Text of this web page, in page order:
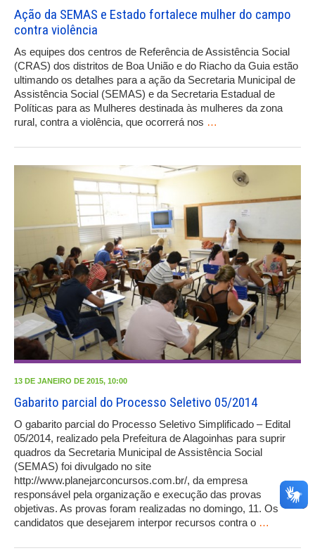
Ação da SEMAS e Estado fortalece mulher do campo
contra violência
As equipes dos centros de Referência de Assistência Social
(CRAS) dos distritos de Boa União e do Riacho da Guia estão
ultimando os detalhes para a ação da Secretaria Municipal de
Assistência Social (SEMAS) e da Secretaria Estadual de
Políticas para as Mulheres destinada às mulheres da zona
rural, contra a violência, que ocorrerá nos …
13 DE JANEIRO DE 2015, 10:00
Gabarito parcial do Processo Seletivo 05/2014
O gabarito parcial do Processo Seletivo Simplificado – Edital
05/2014, realizado pela Prefeitura de Alagoinhas para suprir
quadros da Secretaria Municipal de Assistência Social
(SEMAS) foi divulgado no site
http://www.planejarconcursos.com.br/, da empresa
responsável pela organização e execução das provas
objetivas. As provas foram realizadas no domingo, 11. Os
candidatos que desejarem interpor recursos contra o …